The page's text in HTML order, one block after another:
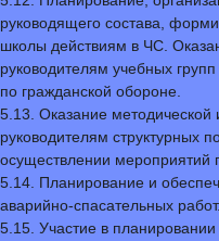
руководящего состава,
школы действиям в ЧС.
руководителям учебных
по гражданской обороне.
5.13. Оказание методической
руководителям структурных
осуществлении мероприятий
5.14. Планирование и
аварийно-спасательных работ.
5.15. Участие в